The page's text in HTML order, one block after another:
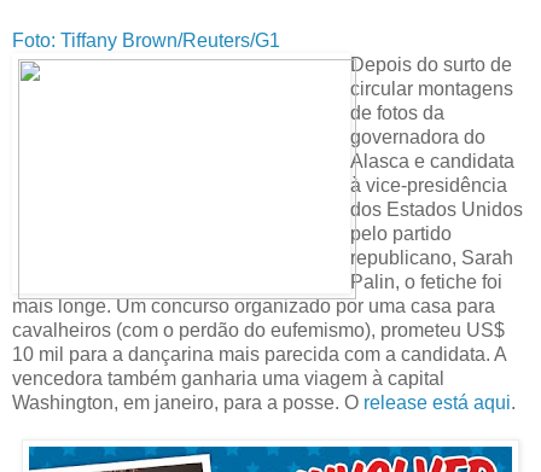
Foto: Tiffany Brown/Reuters/G1
Depois do surto de
circular montagens
de fotos da
governadora do
Alasca e candidata
à vice-presidência
dos Estados Unidos
pelo partido
republicano, Sarah
Palin, o fetiche foi
mais longe. Um concurso organizado por uma casa para
cavalheiros (com o perdão do eufemismo), prometeu US$
10 mil para a dançarina mais parecida com a candidata. A
vencedora também ganharia uma viagem à capital
Washington, em janeiro, para a posse. O release está aqui.